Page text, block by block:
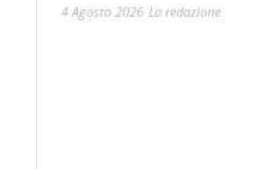
4 Agosto 2026 La redazione